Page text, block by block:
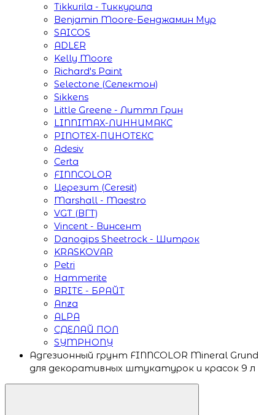
Tikkurila - Тиккурила
Benjamin Moore-Бенджамин Мур
SAICOS
ADLER
Kelly Moore
Richard's Paint
Selectone (Селектон)
Sikkens
Little Greene - Литтл Грин
LINNIMAX-ЛИННИМАКС
PINOTEX-ПИНОТЕКС
Adesiv
Certa
FINNCOLOR
Церезит (Ceresit)
Marshall - Maestro
VGT (ВГТ)
Vincent - Винсент
Danogips Sheetrock - Шитрок
KRASKOVAR
Petri
Hammerite
BRITE - БРАЙТ
Anza
ALPA
СДЕЛАЙ ПОЛ
SYMPHONY
Адгезионный грунт FINNCOLOR Mineral Grund
для декоративных штукатурок и красок 9 л